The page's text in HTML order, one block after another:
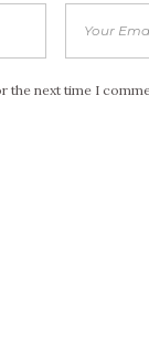
the next time I